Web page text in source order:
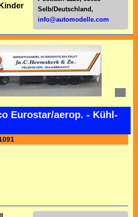
Selb/Deutschl and,
info@automodelle.com
Eurostar/aerop. - Kühl-